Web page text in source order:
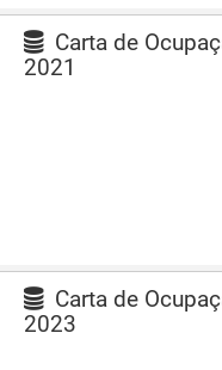
Carta de
2021
Carta de
2023